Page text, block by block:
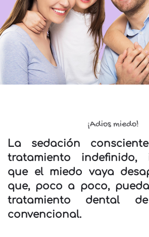
¡Adios miedo!
La sedación
tratamiento indefinido,
que el miedo vaya
que, poco a poco,
tratamiento dental
convencional.